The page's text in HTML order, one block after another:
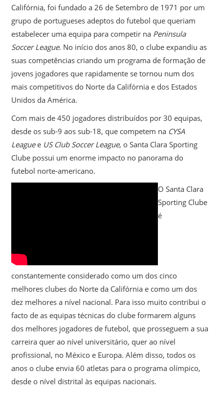
Califórnia, foi fundado a 26 de Setembro de 1971 por um
grupo de portugueses adeptos do futebol que queriam
estabelecer uma equipa para competir na Peninsula
Soccer League. No início dos anos 80, o clube expandiu as
suas competências criando um programa de formação de
jovens jogadores que rapidamente se tornou num dos
mais competitivos do Norte da Califórnia e dos Estados
Unidos da América.
Com mais de 450 jogadores distribuídos por 30 equipas,
desde os sub-9 aos sub-18, que competem na CYSA
Leaguee US Club Soccer League, o Santa Clara Sporting
Clube possui um enorme impacto no panorama do
futebol norte-americano.
O Santa Clara
Sporting Clube
é
constantemente considerado como um dos cinco
melhores clubes do Norte da Califórnia e como um dos
dez melhores a nível nacional. Para isso muito contribui o
facto de as equipas técnicas do clube formarem alguns
dos melhores jogadores de futebol, que prosseguem a sua
carreira quer ao nível universitário, quer ao nível
profissional, no México e Europa. Além disso, todos os
anos o clube envia 60 atletas para o programa olímpico,
desde o nível distrital às equipas nacionais.